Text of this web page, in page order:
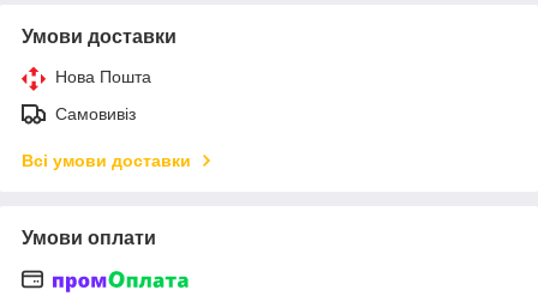
Умови доставки
Нова Пошта
Самовивіз
Всі умови доставки
Умови оплати